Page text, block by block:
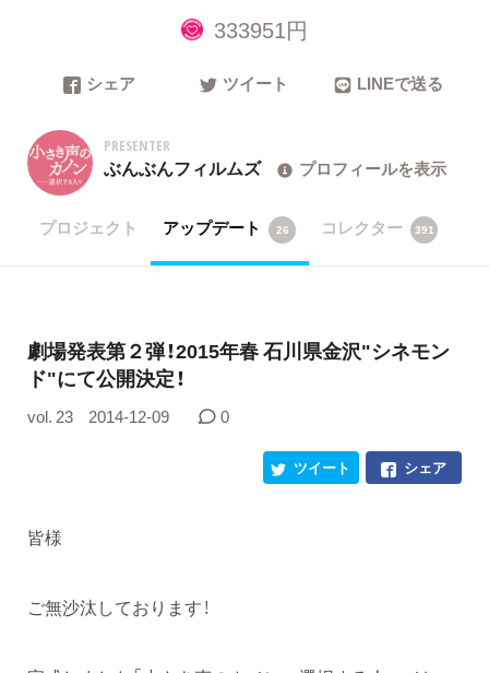
333951円
シェア ツイート LINEで送る
PRESENTER
ぶんぶんフィルムズ プロフィールを表示
プロジェクト アップデート 26 コレクター 391
劇場発表第２弾！2015年春 石川県金沢"シネモン
ド"にて公開決定！
vol. 23 2014-12-09 0
シェア
ツイート
皆様
ご無沙汰しております！